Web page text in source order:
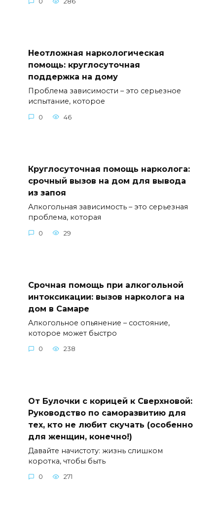
Неотложная наркологическая
помощь: круглосуточная
поддержка на дому
Проблема зависимости – это серьезное
испытание, которое
0 46
Круглосуточная помощь нарколога:
срочный вызов на дом для вывода
из запоя
Алкогольная зависимость – это серьезная
проблема, которая
0 29
Срочная помощь при алкогольной
интоксикации: вызов нарколога на
дом в Самаре
Алкогольное опьянение – состояние,
которое может быстро
0 238
От Булочки с корицей к Сверхновой:
Руководство по саморазвитию для
тех, кто не любит скучать (особенно
для женщин, конечно!)
Давайте начистоту: жизнь слишком
коротка, чтобы быть
0 271